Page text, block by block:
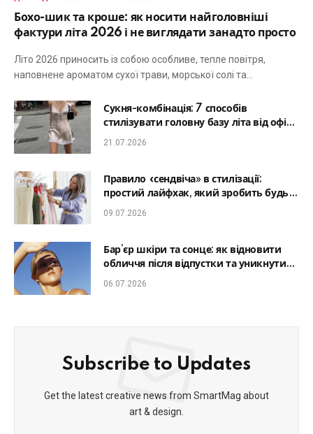
Бохо-шик та кроше: як носити найголовніші
фактури літа 2026 і не виглядати занадто просто
Літо 2026 приносить із собою особливе, тепле повітря,
наповнене ароматом сухої трави, морської солі та…
Сукня-комбінація: 7 способів
стилізувати головну базу літа від офісу
до романтичної вечері
21.07.2026
Правило «сендвіча» в стилізації:
простий лайфхак, який зробить будь-
який образ гармонійним
09.07.2026
Бар’єр шкіри та сонце: як відновити
обличчя після відпустки та уникнути
фотостаріння
06.07.2026
Subscribe to Updates
Get the latest creative news from SmartMag about
art & design.